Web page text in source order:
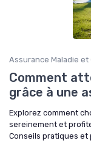
Assurance Maladie
Comment
grâce à une
Explorez comment
sereinement et
Conseils pratiques et